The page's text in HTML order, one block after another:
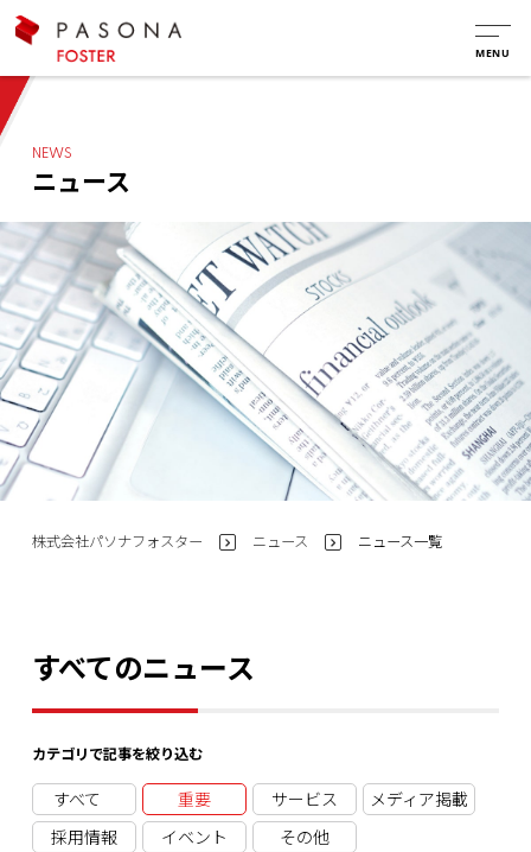
NEWS
ニュース
株式会社パソナフォスター >ニュース >ニュース一覧
すべてのニュース
カテゴリで記事を絞り込む
お知らせ（コーポレートサイト）
重要 サービス
メディア掲載
採用情報
イベント その他